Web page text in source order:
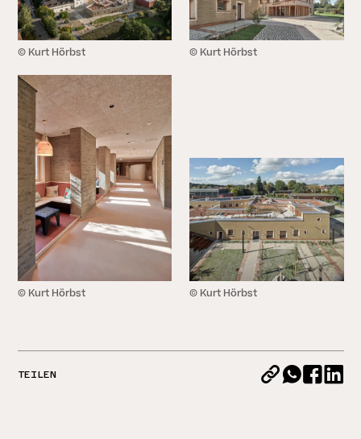
© Kurt Hörbst © Kurt Hörbst
© Kurt Hörbst © Kurt Hörbst
TEILEN